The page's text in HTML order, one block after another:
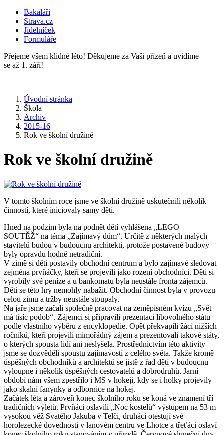
Bakaláři
Strava.cz
Jídelníček
Formuláře
Přejeme všem klidné léto! Děkujeme za Vaši přízeň a uvidíme
se až 1. září!
Úvodní stránka
Škola
Archiv
2015-16
Rok ve školní družině
Rok ve školní družině
V tomto školním roce jsme ve školní družině uskutečnili několik
činností, které iniciovaly samy děti.
Hned na podzim byla na podnět dětí vyhlášena „LEGO –
SOUTĚŽ“ na téma „Zajímavý dům“. Určitě z některých malých
stavitelů budou v budoucnu architekti, protože postavené budovy
byly opravdu hodně netradiční.
V zimě si děti postavily obchodní centrum a bylo zajímavé sledovat
zejména prvňáčky, kteří se projevili jako rození obchodníci. Děti si
vyrobily své peníze a u bankomatu byla neustále fronta zájemců.
Děti se této hry nemohly nabažit. Obchodní činnost byla v provozu
celou zimu a tržby neustále stoupaly.
Na jaře jsme začali společně pracovat na zeměpisném kvízu „Svět
má tisíc podob“. Zájemci si připravili prezentaci libovolného státu
podle vlastního výběru z encyklopedie. Opět překvapili žáci nižších
ročníků, kteří projevili mimořádný zájem a prezentovali takové státy,
o kterých spousta lidí ani neslyšela. Prostřednictvím této aktivity
jsme se dozvěděli spoustu zajímavostí z celého světa. Takže kromě
úspěšných obchodníků a architektů se jistě z řad dětí v budoucnu
vyloupne i několik úspěšných cestovatelů a dobrodruhů. Jarní
období nám všem zpestřilo i MS v hokeji, kdy se i holky projevily
jako skalní fanynky a odbornice na hokej.
Začátek léta a zároveň konec školního roku se koná ve znamení tří
tradičních výletů. Prvňáci oslavili „Noc kostelů“ výstupem na 53 m
vysokou věž Svatého Jakuba v Telči, druháci otestují své
horolezecké dovednosti v lanovém centru ve Lhotce a třeťáci oslaví